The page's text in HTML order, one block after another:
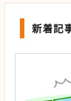
新着記